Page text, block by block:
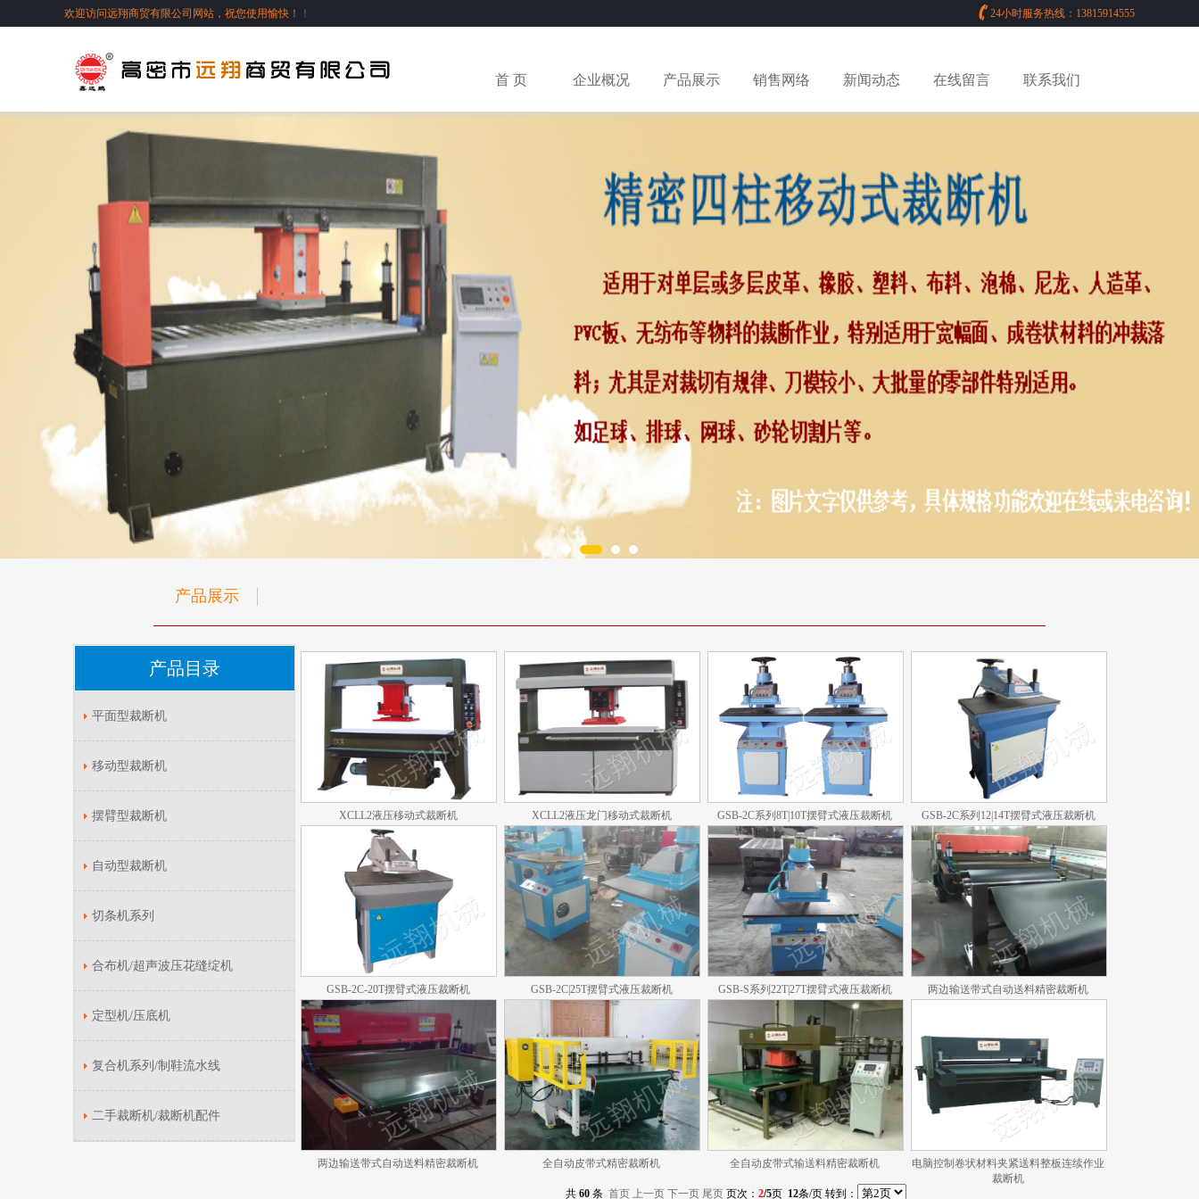
欢迎访问远翔商贸有限公司网站，祝您使用愉快！ ！ 24小时服务热线：13815914555
首 页 企业概况 产品展示 销售网络 新闻动态 在线留言 联系我们
产品展示
产品目录
平面型裁断机
移动型裁断机
摆臂型裁断机
自动型裁断机
切条机系列
合布机/超声波压花缝绽机
定型机/压底机
复合机系列/制鞋流水线
二手裁断机/裁断机配件
XCLL2液压移动式裁断机 XCLL2液压龙门移动式裁断机 GSB-2C系列8T|10T摆臂式液压裁断机 GSB-2C系列12|14T摆臂式液压裁断机
GSB-2C-20T摆臂式液压裁断机 GSB-2C|25T摆臂式液压裁断机 GSB-S系列22T|27T摆臂式液压裁断机 两边输送带式自动送料精密裁断机
两边输送带式自动送料精密裁断机 全自动皮带式精密裁断机 全自动皮带式输送料精密裁断机
电脑控制卷状材料夹紧送料整板连续作业
裁断机
共 60 条 首页 上一页 下一页 尾页 页次： 2/5页 12条/页 转到：